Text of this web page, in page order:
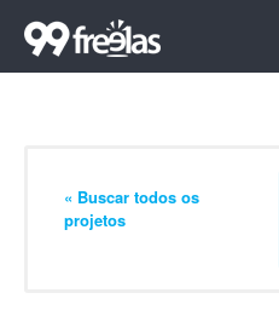
« Buscar todos os
projetos